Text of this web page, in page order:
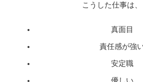
こうした仕事は、
真面目
責任感が強
安定職
優しい